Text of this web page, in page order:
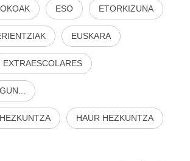
ESO ETORKIZUNA
EUSKARA
EXTRAESCOLARES
HAUR HEZKUNTZA